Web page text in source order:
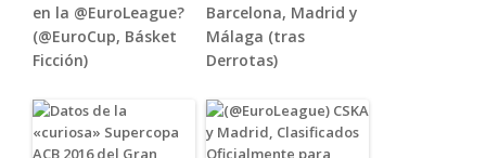
en la @EuroLeague?
(@EuroCup, Básket
Ficción)
Barcelona, Madrid y
Málaga (tras
Derrotas)